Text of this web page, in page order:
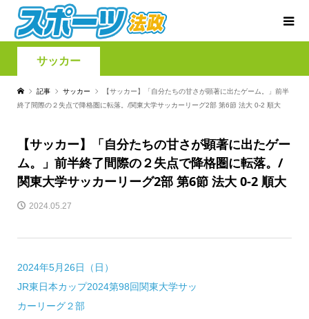
サッカー
記事 サッカー
【サッカー】「自分たちの甘さが顕著に出たゲーム。」前半
終了間際の２失点で降格圏に転落。/関東大学サッカーリーグ2部 第6節 法大 0-2 順大
【サッカー】「自分たちの甘さが顕著に出たゲー
ム。」前半終了間際の２失点で降格圏に転落。/
関東大学サッカーリーグ2部 第6節 法大 0-2 順大
2024.05.27
2024年5月26日（日）
JR東日本カップ2024第98回関東大学サッ
カーリーグ２部